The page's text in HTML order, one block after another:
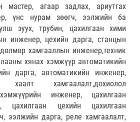
мастер, агаар задлах, ариутгах
үнс нурам зөөгч, ээлжийн ба
зуух, трубин, цахилгаан хими
инженер, цехийн дарга, станцын
хамгааллын инженер,техник
хянах хэмжүүр автоматикийн
дарга, автоматикийн инженер,
хамгаалалт,дохиолол
инженер, цахилгаан
цахилгаан цехийн цахилгаан
ээлжийн дарга, реле хамгаалалт,